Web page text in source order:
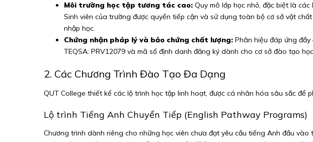
Môi trường học tập tương tác cao: Quy mô lớp học nhỏ, đặc biệt là
Sinh viên của trường được quyền tiếp cận và sử dụng toàn bộ cơ sở vật
nhập học.
Chứng nhận pháp lý và bảo chứng chất lượng: Phân hiệu đáp ứng
TEQSA: PRV12079 và mã số định danh đăng ký dành cho cơ sở đào tạo học
2. Các Chương Trình Đào Tạo Đa Dạng
QUT College thiết kế các lộ trình học tập linh hoạt, được cá nhân hóa sâu sắc để
Lộ trình Tiếng Anh Chuyển Tiếp (English Pathway Programs)
Chương trình dành riêng cho những học viên chưa đạt yêu cầu tiếng Anh đầu